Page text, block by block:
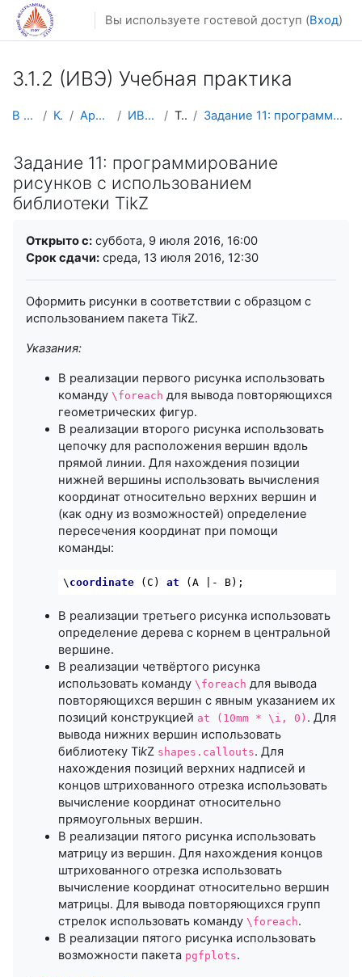
Перейти к основному содержанию
Вы используете гостевой доступ (Вход)
3.1.2 (ИВЭ) Учебная практика
В начало Курсы Архив курсов ИВЭ-УП-2016 Тема 8 Задание 11: программирование рисунков с использова...
Задание 11: программирование
рисунков с использованием
библиотеки TikZ
Открыто с: суббота, 9 июля 2016, 16:00
Срок сдачи: среда, 13 июля 2016, 12:30
Оформить рисунки в соответствии с образцом с
использованием пакета TikZ.
Указания:
В реализации первого рисунка использовать
команду \foreach для вывода повторяющихся
геометрических фигур.
В реализации второго рисунка использовать
цепочку для расположения вершин вдоль
прямой линии. Для нахождения позиции
нижней вершины использовать вычисления
координат относительно верхних вершин и
(как одну из возможностей) определение
пересечения координат при помощи
команды:
\ coordinate (C) at
В реализации третьего рисунка использовать
определение дерева с корнем в центральной
вершине.
В реализации четвёртого рисунка
использовать команду \foreach для вывода
повторяющихся вершин с явным указанием их
позиций конструкцией at (10mm * \i, 0) . Для
вывода нижних вершин использовать
библиотеку TikZ shapes.callouts. Для
нахождения позиций верхних надписей и
концов штрихованного отрезка использовать
вычисление координат относительно
прямоугольных вершин.
В реализации пятого рисунка использовать
матрицу из вершин. Для нахождения концов
штрихованного отрезка использовать
вычисление координат относительно вершин
матрицы. Для вывода повторяющихся групп
стрелок использовать команду \foreach.
В реализации пятого рисунка использовать
возможности пакета pgfplots.